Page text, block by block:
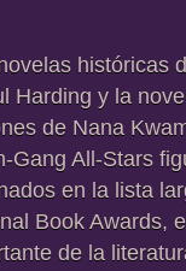
históricas
Harding y la
de Nana
Gang All-Stars
en la lista
Book Awards,
de la